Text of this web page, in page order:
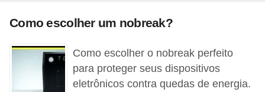
Como escolher um nobreak?
Como escolher o nobreak perfeito
para proteger seus dispositivos
eletrônicos contra quedas de energia.
d
a